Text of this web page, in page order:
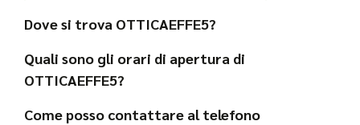
Dove si trova OTTICAEFFE5?
Quali sono gli orari di apertura di
OTTICAEFFE5?
Come posso contattare al telefono